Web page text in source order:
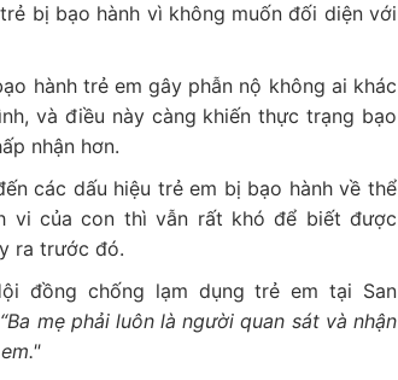
bị bạo hành vì không muốn đối diện với
hành trẻ em gây phẫn nộ không ai khác
và điều này càng khiến thực trạng bạo
nhận hơn.
các dấu hiệu trẻ em bị bạo hành về thể
vi của con thì vẫn rất khó để biết được
ra trước đó.
đồng chống lạm dụng trẻ em tại San
“Ba mẹ phải luôn là người quan sát và nhận